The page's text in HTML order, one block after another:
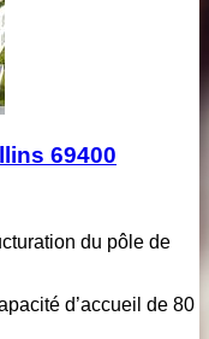
69400
du pôle de
d’accueil de 80